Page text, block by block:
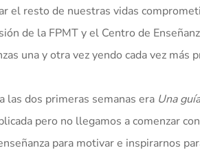
el resto de nuestras vidas
de la FPMT y el Centro de
una y otra vez yendo cada vez
las dos primeras semanas era Una
pero no llegamos a comenzar
para motivar e inspirarnos